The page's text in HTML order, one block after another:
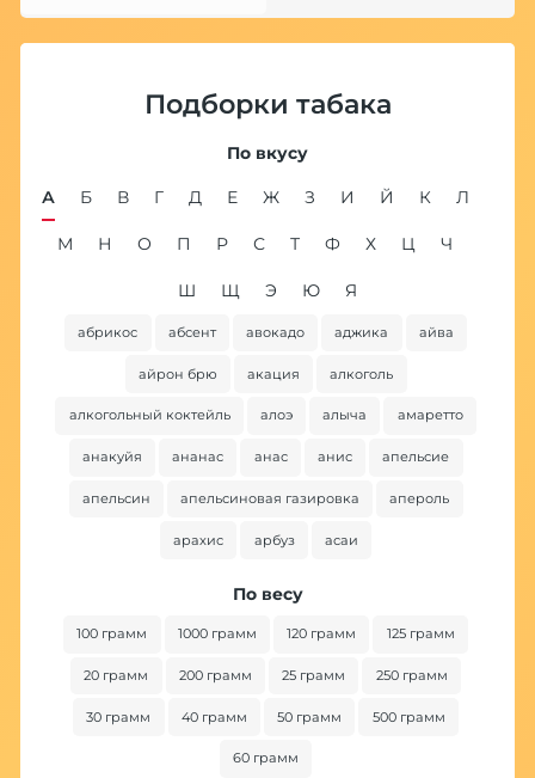
Подборки табака
По вкусу
А Б В Г Д Е Ж З И Й К Л
М Н О П Р С Т Ф Х Ц Ч
Ш Щ Э Ю Я
абрикос абсент авокадо аджика айва
айрон брю акация алкоголь
алкогольный коктейль алоэ алыча амаретто
анакуйя ананас анас анис апельсие
апельсин апельсиновая газировка апероль
арахис арбуз асаи
По весу
100 грамм 1000 грамм 120 грамм 125 грамм
20 грамм 200 грамм 25 грамм 250 грамм
30 грамм 40 грамм 50 грамм 500 грамм
60 грамм